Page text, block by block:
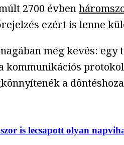
2700 évben
ezért is lenne
még kevés:
kommunikációs
a
is lecsapott olyan